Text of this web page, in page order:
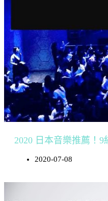
2020 日本音樂推薦！
2020-07-08